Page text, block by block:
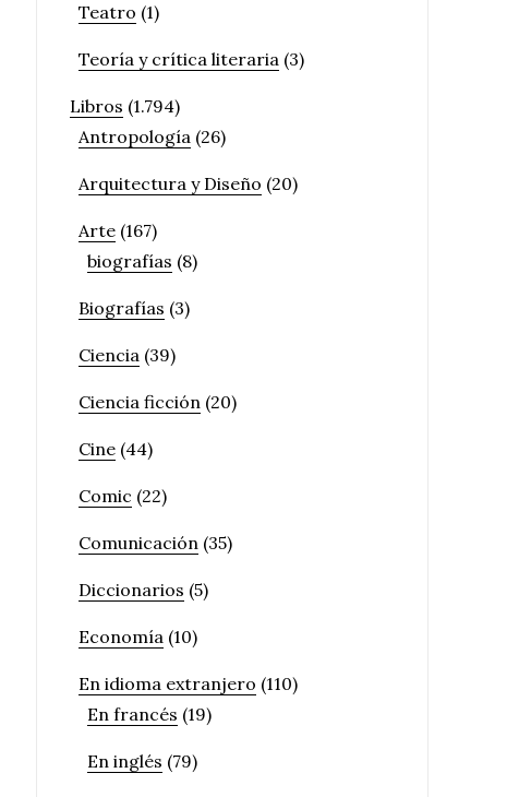
Teatro (1)
Teoría y crítica literaria (3)
Libros (1.794)
Antropología (26)
Arquitectura y Diseño (20)
Arte (167)
biografías (8)
Biografías (3)
Ciencia (39)
Ciencia ficción (20)
Cine (44)
Comic (22)
Comunicación (35)
Diccionarios (5)
Economía (10)
En idioma extranjero (110)
En francés (19)
En inglés (79)